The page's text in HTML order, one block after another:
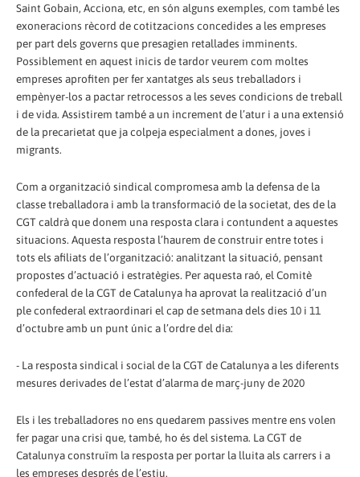
Saint Gobain, Acciona, etc, en són alguns exemples, com també les
exoneracions rècord de cotitzacions concedides a les empreses
per part dels governs que presagien retallades imminents.
Possiblement en aquest inicis de tardor veurem com moltes
empreses aprofiten per fer xantatges als seus treballadors i
empènyer-los a pactar retrocessos a les seves condicions de treball
i de vida. Assistirem també a un increment de l’atur i a una extensió
de la precarietat que ja colpeja especialment a dones, joves i
migrants.
Com a organització sindical compromesa amb la defensa de la
classe treballadora i amb la transformació de la societat, des de la
CGT caldrà que donem una resposta clara i contundent a aquestes
situacions. Aquesta resposta l’haurem de construir entre totes i
tots els afiliats de l’organització: analitzant la situació, pensant
propostes d’actuació i estratègies. Per aquesta raó, el Comitè
confederal de la CGT de Catalunya ha aprovat la realització d’un
ple confederal extraordinari el cap de setmana dels dies 10 i 11
d’octubre amb un punt únic a l’ordre del dia:
- La resposta sindical i social de la CGT de Catalunya a les diferents
mesures derivades de l’estat d’alarma de març-juny de 2020
Els i les treballadores no ens quedarem passives mentre ens volen
fer pagar una crisi que, també, ho és del sistema. La CGT de
Catalunya construïm la resposta per portar la lluita als carrers i a
les empreses després de l’estiu.